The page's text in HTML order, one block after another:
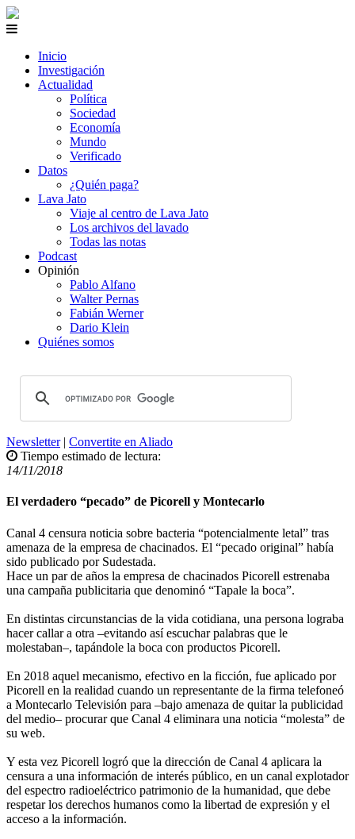
Inicio
Investigación
Actualidad
Política
Sociedad
Economía
Mundo
Verificado
Datos
¿Quién paga?
Lava Jato
Viaje al centro de Lava Jato
Los archivos del lavado
Todas las notas
Podcast
Opinión
Pablo Alfano
Walter Pernas
Fabián Werner
Dario Klein
Quiénes somos
Newsletter| Convertite en Aliado
Tiempo estimado de lectura:
14/11/2018
El verdadero “pecado” de Picorell y Montecarlo
Canal 4 censura noticia sobre bacteria “potencialmente letal” tras
amenaza de la empresa de chacinados. El “pecado original” había
sido publicado por Sudestada.
Hace un par de años la empresa de chacinados Picorell estrenaba
una campaña publicitaria que denominó “Tapale la boca”.
En distintas circunstancias de la vida cotidiana, una persona lograba
hacer callar a otra –evitando así escuchar palabras que le
molestaban–, tapándole la boca con productos Picorell.
En 2018 aquel mecanismo, efectivo en la ficción, fue aplicado por
Picorell en la realidad cuando un representante de la firma telefoneó
a Montecarlo Televisión para –bajo amenaza de quitar la publicidad
del medio– procurar que Canal 4 eliminara una noticia “molesta” de
su web.
Y esta vez Picorell logró que la dirección de Canal 4 aplicara la
censura a una información de interés público, en un canal explotador
del espectro radioeléctrico patrimonio de la humanidad, que debe
respetar los derechos humanos como la libertad de expresión y el
acceso a la información.